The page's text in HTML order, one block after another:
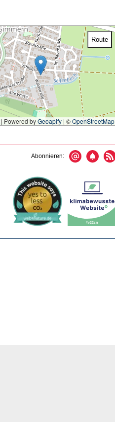
Route
| Powered byGeoapify | ©OpenStreetMap
Abonnieren: